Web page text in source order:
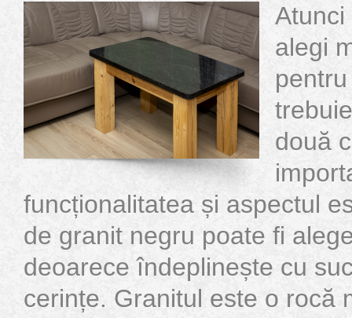
alegi
două
funcționalitatea și aspectul
de granit negru poate fi
deoarece îndeplinește cu
cerințe. Granitul este o rocă